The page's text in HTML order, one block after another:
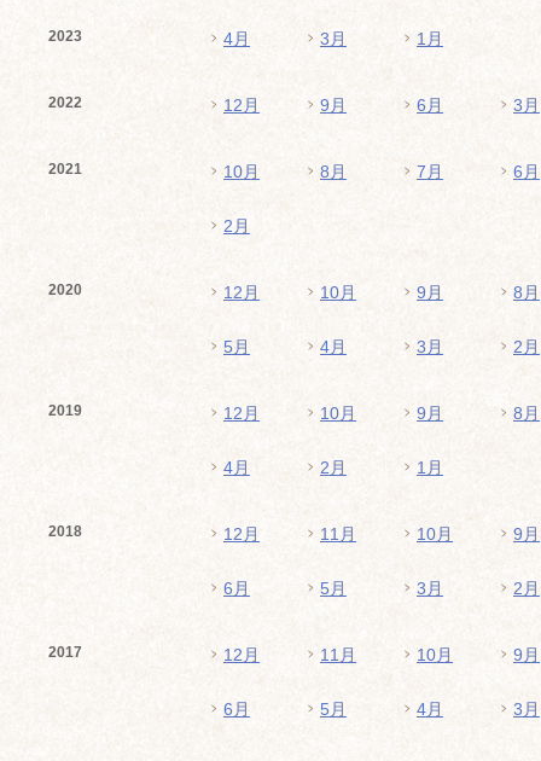
2023 4月 3月 1月
2022 12月 9月 6月 3月
2021 10月 8月 7月 6月
2月
2020 12月 10月 9月 8月
5月 4月 3月 2月
2019 12月 10月 9月 8月
4月 2月 1月
2018 12月 11月 10月 9月
6月 5月 3月 2月
2017 12月 11月 10月 9月
6月 5月 4月 3月